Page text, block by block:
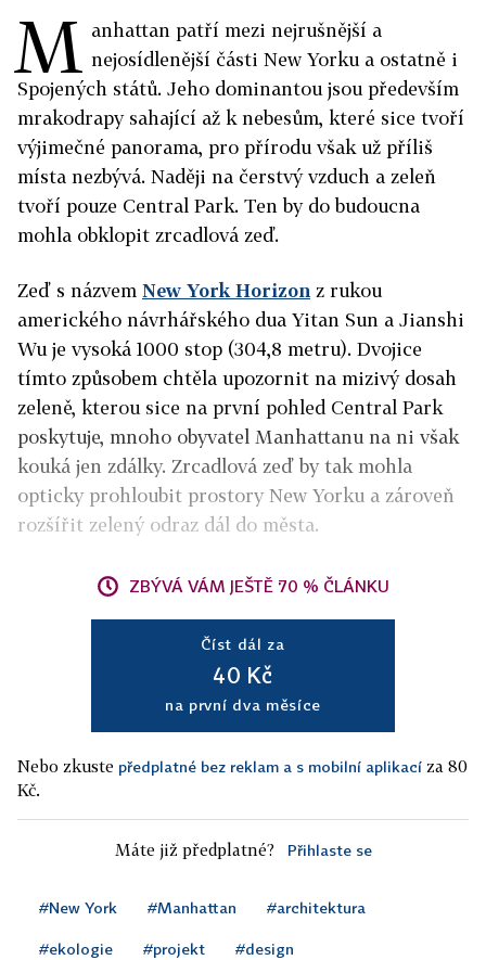
M anhattan patří mezi nejrušnější a
nejosídlenější části New Yorku a ostatně i
Spojených států. Jeho dominantou jsou především
mrakodrapy sahající až k nebesům, které sice tvoří
výjimečné panorama, pro přírodu však už příliš
místa nezbývá. Naději na čerstvý vzduch a zeleň
tvoří pouze Central Park. Ten by do budoucna
mohla obklopit zrcadlová zeď.
Zeď s názvem New York Horizon z rukou
amerického návrhářského dua Yitan Sun a Jianshi
Wu je vysoká 1000 stop (304,8 metru). Dvojice
tímto způsobem chtěla upozornit na mizivý dosah
zeleně, kterou sice na první pohled Central Park
poskytuje, mnoho obyvatel Manhattanu na ni však
kouká jen zdálky. Zrcadlová zeď by tak mohla
opticky prohloubit prostory New Yorku a zároveň
rozšířit zelený odraz dál do města.
ZBÝVÁ VÁM JEŠTĚ 70 % ČLÁNKU
Číst dál za
40 Kč
na první dva měsíce
Nebo zkuste předplatné bez reklam a s mobilní aplikací za 80
Kč.
Máte již předplatné? Přihlaste se
#New York #Manhattan #architektura
#ekologie #projekt #design